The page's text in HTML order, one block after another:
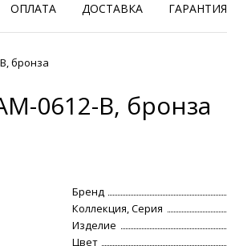
ОПЛАТА ДОСТАВКА ГАРАНТИЯ
бронза
0612-B, бронза
Бренд
Коллекция, Серия
Изделие
Цвет